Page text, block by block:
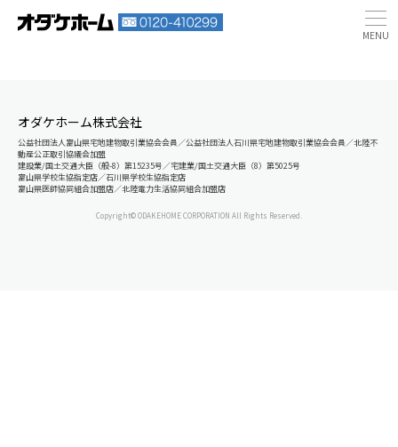
オダケホーム株式会社
公益社団法人富山県宅地建物取引業協会会員／公益社団法人石川県宅地建物取引業協会会員／北陸不
動産公正取引協議会加盟
建設業/国土交通大臣（般-8）第15235号／宅建業/国土交通大臣（8）第5025号
富山県学校生協指定店／石川県学校生協指定店
富山県医師協同組合加盟店／北陸電力生活協同組合加盟店
Copyright© ODAKEHOME CORPORATION All Rights Reserved.